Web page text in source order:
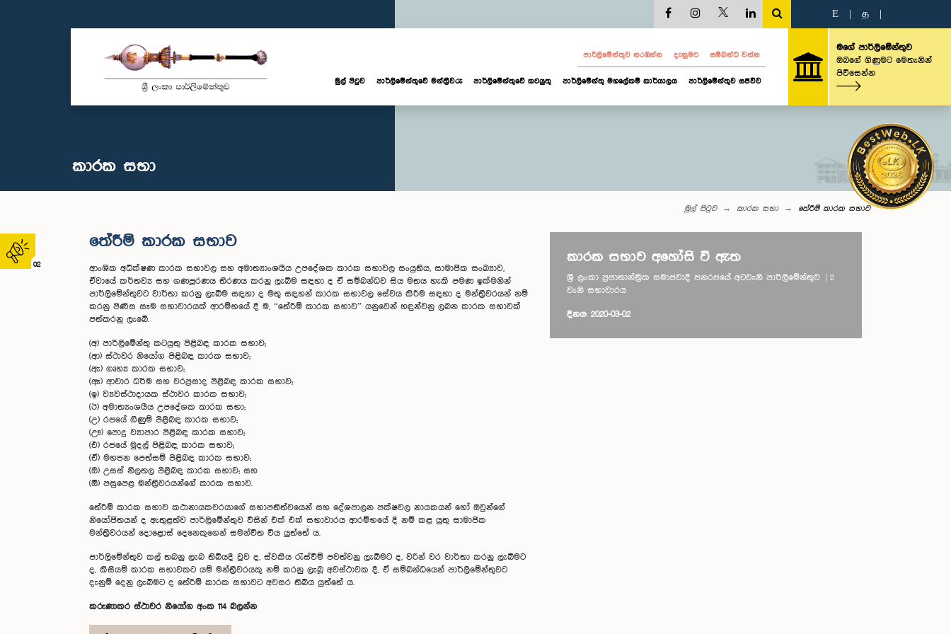
02
E த
පාර්ලි‌මේන්තුව නරඹන්න දැනුමට සම්බන්ධ වන්න
මුල් පිටුව පාර්ලි‌මේන්තුවේ මන්ත්‍රීවරු පාර්ලිමේන්තුවේ කටයුතු පාර්ලිමේන්තු මහලේකම් කාර්යාලය පාර්ලිමේන්තුව සජීවීව
මගේ පාර්ලිමේන්තුව
ඔබගේ ගිණුමට මෙතැනින්
පිවිසෙන්න
කාරක සභා
මුල් පිටුව කාරක සභා තේරීම් කාරක සභාව
තේරීම් කාරක සභාව
ආංශික අධීක්ෂණ කාරක සභාවල සහ අමාත්‍යාංශයීය උපදේශක කාරක සභාවල සංයුතිය, සාමාජික සංඛ්‍යාව,
ඒවායේ කර්තව්‍ය සහ ගණපූරණය තීරණය කරනු ලැබීම සඳහා ද ඒ සම්බන්ධව සිය මතය හැකි පමණ ඉක්මනින්
පාර්ලිමේන්තුවට වාර්තා කරනු ලැබීම සඳහා ද මතු සඳහන් කාරක සභාවල සේවය කිරීම සඳහා ද මන්ත‍්‍රීවරයන් නම්
කරනු පිණිස සෑම සභාවාරයක් ආරම්භයේ දී ම, “තේරීම් කාරක සභාව” යනුවෙන් හඳුන්වනු ලබන කාරක සභාවක්
පත්කරනු ලැබේ.
(අ) පාර්ලිමේන්තු කටයුතු පිළිබඳ කාරක සභාව;
(ආ) ස්ථාවර නියෝග පිළිබඳ කාරක සභාව;
(ඇ) ගෘහ්‍ය කාරක සභාව;
(ඈ) ආචාර ධර්ම සහ වරප‍්‍රසාද පිළිබඳ කාරක සභාව;
(ඉ) ව්‍යවස්ථාදායක ස්ථාවර කාරක සභාව;
(ඊ) අමාත්‍යංශයීය උපදේශක කාරක සභා;
(උ) රජයේ ගිණුම් පිළිබඳ කාරක සභාව;
(ඌ) පොදු ව්‍යාපාර පිළිබඳ කාරක සභාව;
(එ) රජයේ මුදල් පිළිබඳ කාරක සභාව;
(ඒ) මහජන පෙත්සම් පිළිබඳ කාරක සභාව;
(‍ඔ) උසස් නිලතල පිළිබඳ කාරක සභාව; සහ
(ඕ) පසුපෙළ මන්ත‍්‍රීවරයන්ගේ කාරක සභාව.
තේරීම් කාරක සභාව කථානායකවරයාගේ සභාපතිත්වයෙන් සහ දේශපාලන පක්ෂවල නායකයන් හෝ ඔවුන්ගේ
නියෝජිතයන් ද ඇතුළත්ව පාර්ලිමේන්තුව විසින් එක් එක් සභාවාරය ආරම්භයේ දී නම් කළ යුතු සාමාජික
මන්ත‍්‍රීවරයන් දොළොස් දෙනෙකුගෙන් සමන්විත විය යුත්තේ ය.
පාර්ලිමේන්තුව කල් තබනු ලැබ තිබියදී වුව ද, ස්වකීය රැස්වීම් පවත්වනු ලැබීමට ද, වරින් වර වාර්තා කරනු ලැබීමට
ද, කිසියම් කාරක සභාවකට යම් මන්ත්‍රීවරයකු නම් කරනු ලැබූ අවස්ථාවක දී, ඒ සම්බන්ධයෙන් පාර්ලිමේන්තුවට
දැනුම් දෙනු ලැබීමට ද තේරීම් කාරක සභාවට අවසර තිබිය යුත්තේ ය.
කරුණාකර ස්ථාවර නියෝග අංක 114 බලන්න
කාරක සභාව අහෝසි වී ඇත
ශ්‍රී ලංකා ප්‍රජාතාන්ත්‍රික සමාජවාදී ජනරජයේ අටවැනි පාර්ලිමේන්තුව | 2
වැනි සභාවාරය
දිනය: 2020-03-02